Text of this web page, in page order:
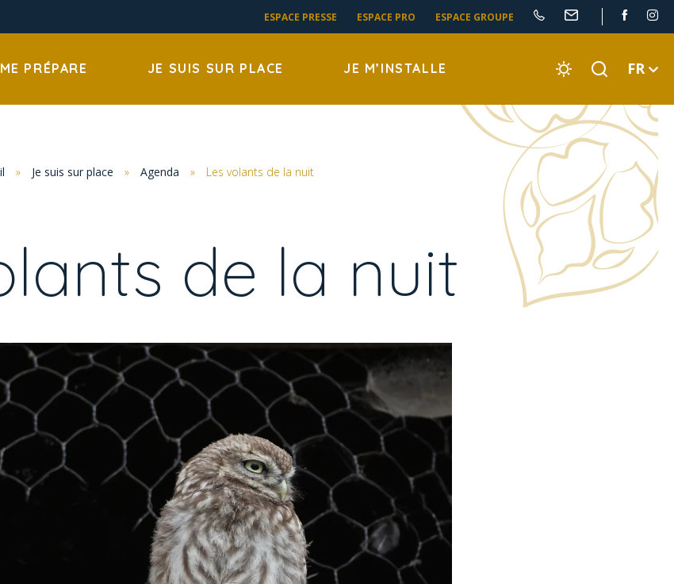
ESPACE PRESSE ESPACE PRO ESPACE GROUPE
PRÉPARE JE SUIS SUR PLACE JE M’INSTALLE FR
» Je suis sur place » Agenda » Les volants de la nuit
de la nuit